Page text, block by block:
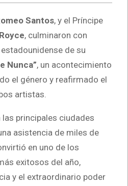
Santos, y el Príncipe
, culminaron con
de su
Nunca”, un acontecimiento
el género y reafirmado el
artistas.
las principales ciudades
asistencia de miles de
en uno de los
exitosos del año,
y el extraordinario poder